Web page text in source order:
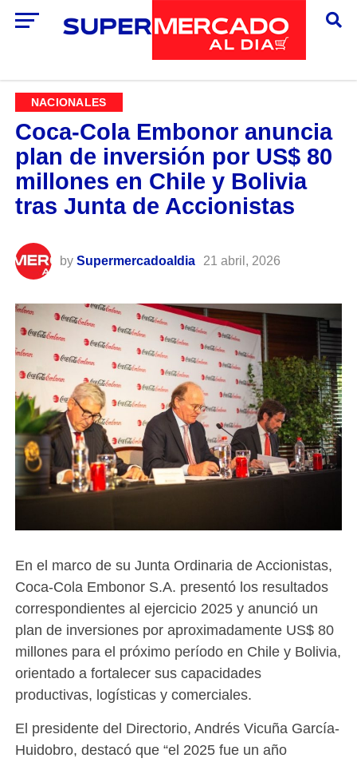
NACIONALES
Coca-Cola Embonor anuncia
plan de inversión por US$ 80
millones en Chile y Bolivia
tras Junta de Accionistas
by Supermercadoaldia 21 abril, 2026
En el marco de su Junta Ordinaria de Accionistas,
Coca-Cola Embonor S.A. presentó los resultados
correspondientes al ejercicio 2025 y anunció un
plan de inversiones por aproximadamente US$ 80
millones para el próximo período en Chile y Bolivia,
orientado a fortalecer sus capacidades
productivas, logísticas y comerciales.
El presidente del Directorio, Andrés Vicuña García-
Huidobro, destacó que “el 2025 fue un año